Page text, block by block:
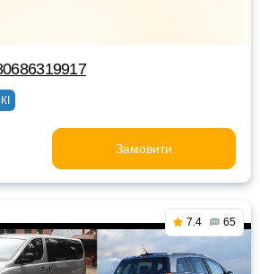
Замовити
7.4 65